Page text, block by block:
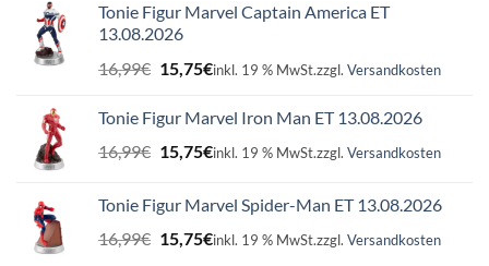
Tonie Figur Marvel Captain America ET
13.08.2026
16,99€ Ursprünglicher
Preis
16,99€
15,75€Aktueller
15,75€.
inkl. 19 % MwSt.zzgl. Versandkosten
Tonie Figur Marvel Iron Man ET 13.08.2026
16,99€ Ursprünglicher
Preis
16,99€
15,75€Aktueller
15,75€.
inkl. 19 % MwSt.zzgl. Versandkosten
Tonie Figur Marvel Spider-Man ET 13.08.2026
16,99€ Ursprünglicher
Preis
15,75€Aktueller
inkl. 19 % MwSt.zzgl. Versandkosten